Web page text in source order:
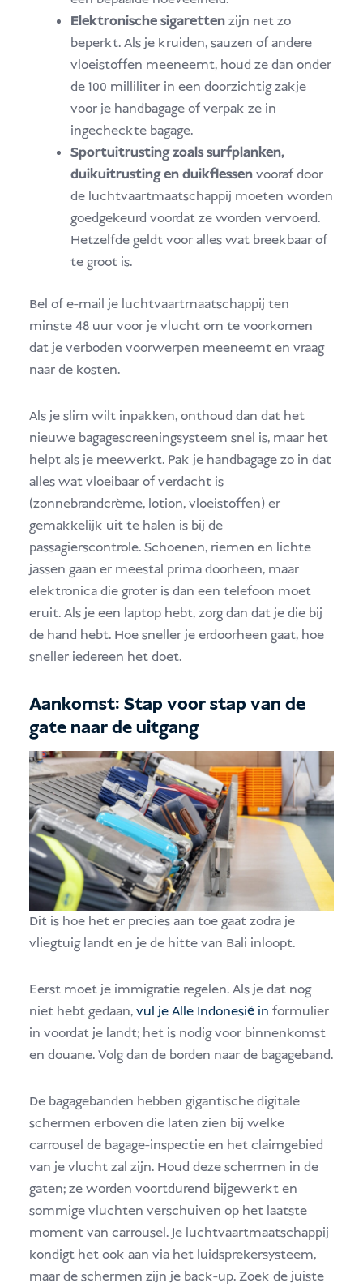
Elektronische sigarettenzijn net zo
beperkt. Als je kruiden, sauzen of andere
vloeistoffen meeneemt, houd ze dan onder
de 100 milliliter in een doorzichtig zakje
voor je handbagage of verpak ze in
ingecheckte bagage.
Sportuitrusting zoals surfplanken,
duikuitrusting en duikflessenvooraf door
de luchtvaartmaatschappij moeten worden
goedgekeurd voordat ze worden vervoerd.
Hetzelfde geldt voor alles wat breekbaar of
te groot is.
Bel of e-mail je luchtvaartmaatschappij ten
minste 48 uur voor je vlucht om te voorkomen
dat je verboden voorwerpen meeneemt en vraag
naar de kosten.
Als je slim wilt inpakken, onthoud dan dat het
nieuwe bagagescreeningsysteem snel is, maar het
helpt als je meewerkt. Pak je handbagage zo in dat
alles wat vloeibaar of verdacht is
(zonnebrandcrème, lotion, vloeistoffen) er
gemakkelijk uit te halen is bij de
passagierscontrole. Schoenen, riemen en lichte
jassen gaan er meestal prima doorheen, maar
elektronica die groter is dan een telefoon moet
eruit. Als je een laptop hebt, zorg dan dat je die bij
de hand hebt. Hoe sneller je erdoorheen gaat, hoe
sneller iedereen het doet.
Aankomst: Stap voor stap van de
gate naar de uitgang
Dit is hoe het er precies aan toe gaat zodra je
vliegtuig landt en je de hitte van Bali inloopt.
Eerst moet je immigratie regelen. Als je dat nog
niet hebt gedaan,vul je Alle Indonesië in formulier
in voordat je landt; het is nodig voor binnenkomst
en douane. Volg dan de borden naar de bagageband.
De bagagebanden hebben gigantische digitale
schermen erboven die laten zien bij welke
carrousel de bagage-inspectie en het claimgebied
van je vlucht zal zijn. Houd deze schermen in de
gaten; ze worden voortdurend bijgewerkt en
sommige vluchten verschuiven op het laatste
moment van carrousel. Je luchtvaartmaatschappij
kondigt het ook aan via het luidsprekersysteem,
maar de schermen zijn je back-up. Zoek de juiste